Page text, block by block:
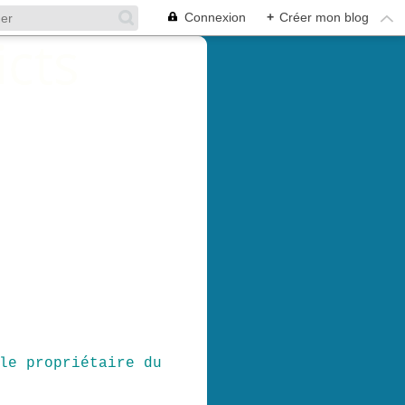
Connexion + Créer mon blog
propriétaire du